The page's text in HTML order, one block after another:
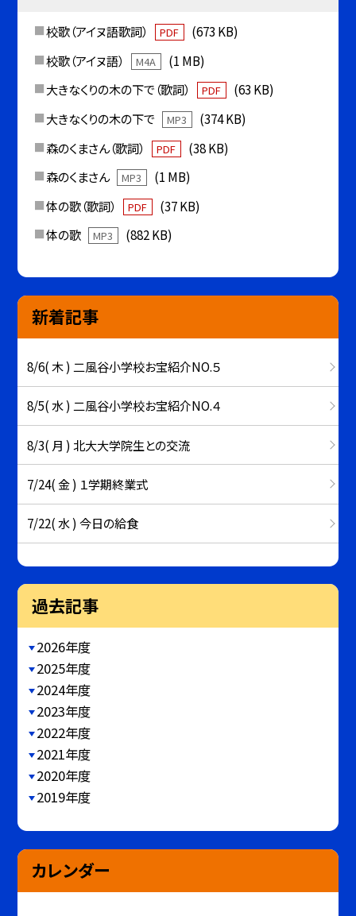
校歌（アイヌ語歌詞） PDF
(673 KB)
校歌（アイヌ語）
M4A
(1 MB)
大きなくりの木の下で（歌詞）
PDF
(63 KB)
大きなくりの木の下で
MP3
(374 KB)
森のくまさん（歌詞）
PDF
(38 KB)
森のくまさん
MP3
(1 MB)
体の歌（歌詞）
PDF
(37 KB)
体の歌
MP3 (882 KB)
新着記事
8/6( 木 ) 二風谷小学校お宝紹介NO.５
8/5( 水 ) 二風谷小学校お宝紹介NO.４
8/3( 月 ) 北大大学院生との交流
7/24( 金 ) １学期終業式
7/22( 水 ) 今日の給食
過去記事
2026年度
2025年度
2024年度
2023年度
2022年度
2021年度
2020年度
2019年度
カレンダー